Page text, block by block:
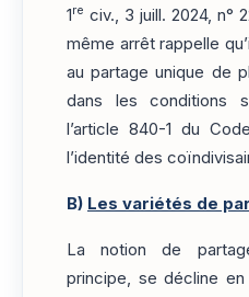
1re civ., 3 juill. 2024, n°
même arrêt rappelle
au partage unique de
dans les conditions
l’article 840-1 du
l’identité des
B) Les variétés de
La notion de
principe, se décline en